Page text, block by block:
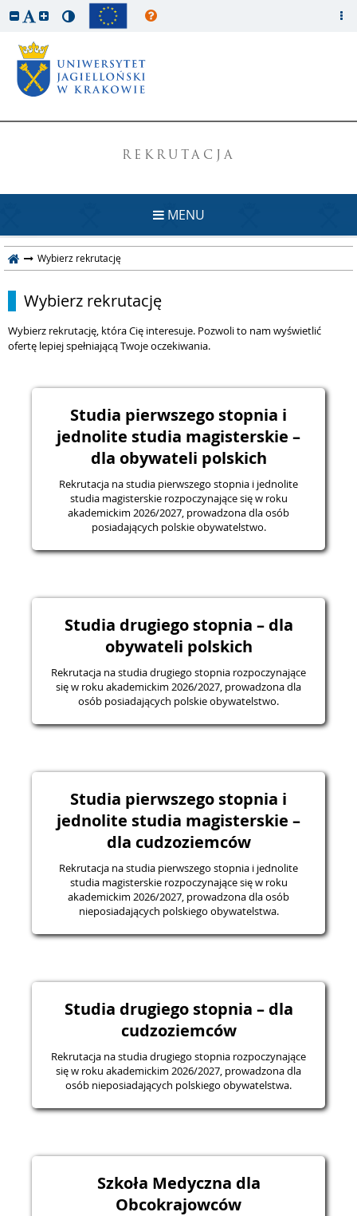
REKRUTACJA
MENU
Wybierz rekrutację
Wybierz rekrutację
Wybierz rekrutację, która Cię interesuje. Pozwoli to nam wyświetlić
ofertę lepiej spełniającą Twoje oczekiwania.
Studia pierwszego stopnia i
jednolite studia magisterskie –
dla obywateli polskich
Rekrutacja na studia pierwszego stopnia i jednolite
studia magisterskie rozpoczynające się w roku
akademickim 2026/2027, prowadzona dla osób
posiadających polskie obywatelstwo.
Studia drugiego stopnia – dla
obywateli polskich
Rekrutacja na studia drugiego stopnia rozpoczynające
się w roku akademickim 2026/2027, prowadzona dla
osób posiadających polskie obywatelstwo.
Studia pierwszego stopnia i
jednolite studia magisterskie –
dla cudzoziemców
Rekrutacja na studia pierwszego stopnia i jednolite
studia magisterskie rozpoczynające się w roku
akademickim 2026/2027, prowadzona dla osób
nieposiadających polskiego obywatelstwa.
Studia drugiego stopnia – dla
cudzoziemców
Rekrutacja na studia drugiego stopnia rozpoczynające
się w roku akademickim 2026/2027, prowadzona dla
osób nieposiadających polskiego obywatelstwa.
Szkoła Medyczna dla
Obcokrajowców